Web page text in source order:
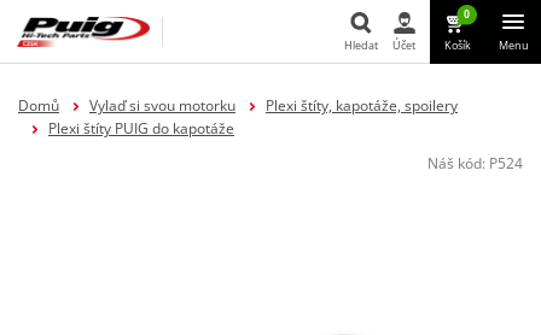
Hledat
Hledat Účet
0
Košík Menu
Domů Vylaď si svou motorku
Plexi štíty, kapotáže, spoilery
Plexi štíty PUIG do kapotáže
Náš kód: P524